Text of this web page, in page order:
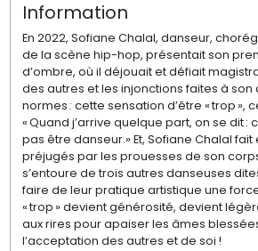
Information
En 2022, Sofiane Chalal, danseur,
de la scène hip-hop, présentait son
d’ombre, où il déjouait et défiait
des autres et les injonctions faites à son
normes : cette sensation d’être « trop »,
« Quand j’arrive quelque part, on se dit :
pas être danseur.»Et, Sofiane Chalalfait
préjugés par les prouesses de son
s’entoure de trois autres danseuses dite
faire de leur pratique artistique une
« trop » devient générosité, devient
auxrires pour apaiser les âmes
l’acceptation des autres et de soi !